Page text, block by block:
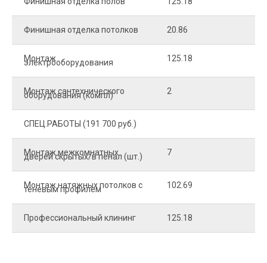
Финишная отделка потолков 20.86
Монтаж
электрооборудования 125.18
Монтаж сантехнического
оборудования (компл) 2
СПЕЦ.РАБОТЫ (191 700 руб.)
Монтаж межкомнатных
дверей скрытых/в пенал (шт.) 7
Монтаж натяжных потолков с
теневым профилем 102.69
Профессиональный клининг 125.18